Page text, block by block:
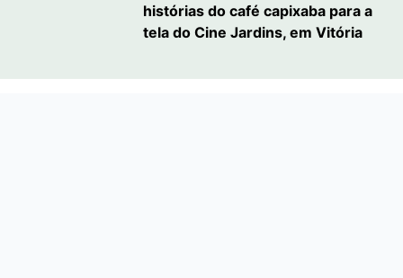
histórias do café capixaba para a
tela do Cine Jardins, em Vitória